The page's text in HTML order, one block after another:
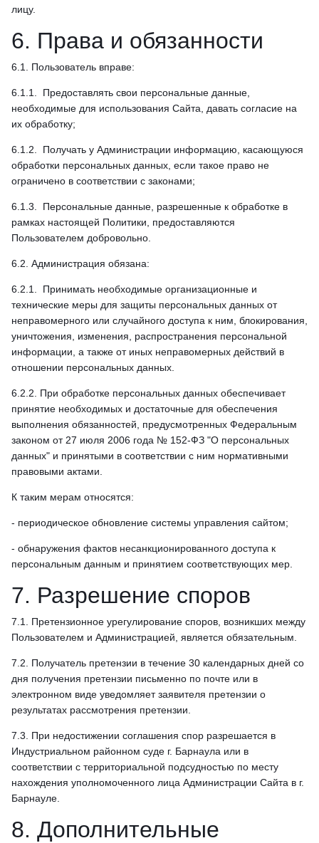
лицу.
6. Права и обязанности
6.1. Пользователь вправе:
6.1.1. Предоставлять свои персональные данные,
необходимые для использования Сайта, давать согласие на
их обработку;
6.1.2. Получать у Администрации информацию, касающуюся
обработки персональных данных, если такое право не
ограничено в соответствии с законами;
6.1.3. Персональные данные, разрешенные к обработке в
рамках настоящей Политики, предоставляются
Пользователем добровольно.
6.2. Администрация обязана:
6.2.1. Принимать необходимые организационные и
технические меры для защиты персональных данных от
неправомерного или случайного доступа к ним, блокирования,
уничтожения, изменения, распространения персональной
информации, а также от иных неправомерных действий в
отношении персональных данных.
6.2.2. При обработке персональных данных обеспечивает
принятие необходимых и достаточные для обеспечения
выполнения обязанностей, предусмотренных Федеральным
законом от 27 июля 2006 года № 152-ФЗ "О персональных
данных" и принятыми в соответствии с ним нормативными
правовыми актами.
К таким мерам относятся:
- периодическое обновление системы управления сайтом;
- обнаружения фактов несанкционированного доступа к
персональным данным и принятием соответствующих мер.
7. Разрешение споров
7.1. Претензионное урегулирование споров, возникших между
Пользователем и Администрацией, является обязательным.
7.2. Получатель претензии в течение 30 календарных дней со
дня получения претензии письменно по почте или в
электронном виде уведомляет заявителя претензии о
результатах рассмотрения претензии.
7.3. При недостижении соглашения спор разрешается в
Индустриальном районном суде г. Барнаула или в
соответствии с территориальной подсудностью по месту
нахождения уполномоченного лица Администрации Сайта в г.
Барнауле.
8. Дополнительные